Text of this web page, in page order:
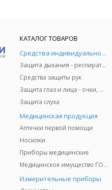
КАТАЛОГ ТОВАРОВ
Средства индивидуальной защиты
Защита дыхания - респираторы, противогазы, фильтры, дозиметры
Средства защиты рук
Защита глаз и лица - очки, щитки
Защита слуха
Медицинская продукция
Аптечки первой помощи
Носилки
Приборы медицинские
Медицинское имущество ГО и ЧС
Измерительные приборы